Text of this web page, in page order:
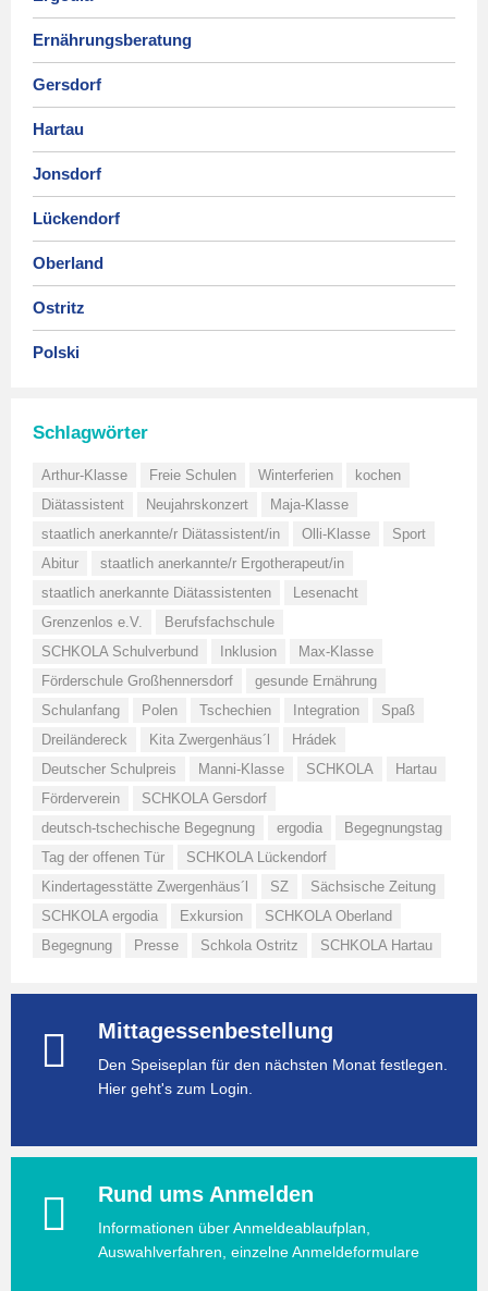
Ernährungsberatung
Gersdorf
Hartau
Jonsdorf
Lückendorf
Oberland
Ostritz
Polski
Schlagwörter
Arthur-Klasse Freie Schulen Winterferien
kochen
Diätassistent
Neujahrskonzert
Maja-Klasse
staatlich anerkannte/r Diätassistent/in
Olli-Klasse
Sport
Abitur
staatlich anerkannte/r Ergotherapeut/in
staatlich anerkannte Diätassistenten
Lesenacht
Grenzenlos e.V.
Berufsfachschule
SCHKOLA Schulverbund
Inklusion
Max-Klasse
Förderschule Großhennersdorf
gesunde Ernährung
Schulanfang
Polen Tschechien Integration
Spaß
Dreiländereck
Kita Zwergenhäus´l
Hrádek
Deutscher Schulpreis
Manni-Klasse SCHKOLA
Hartau
Förderverein
SCHKOLA Gersdorf
deutsch-tschechische Begegnung
ergodia
Begegnungstag
Tag der offenen Tür
SCHKOLA Lückendorf
Kindertagesstätte Zwergenhäus´l
SZ
Sächsische Zeitung
SCHKOLA ergodia
Exkursion
SCHKOLA Oberland
Begegnung
Presse Schkola Ostritz SCHKOLA Hartau
Mittagessenbestellung
Den Speiseplan für den nächsten Monat festlegen.
Hier geht's zum Login.
Rund ums Anmelden
Informationen über Anmeldeablaufplan,
Auswahlverfahren, einzelne Anmeldeformulare